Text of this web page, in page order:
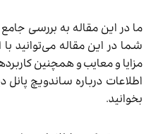
ما در این مقاله به بررسی
شما در این مقاله می‌توانید با
مزایا و معایب و همچنین
اطلاعات درباره ساندویچ پانل
بخوانید.